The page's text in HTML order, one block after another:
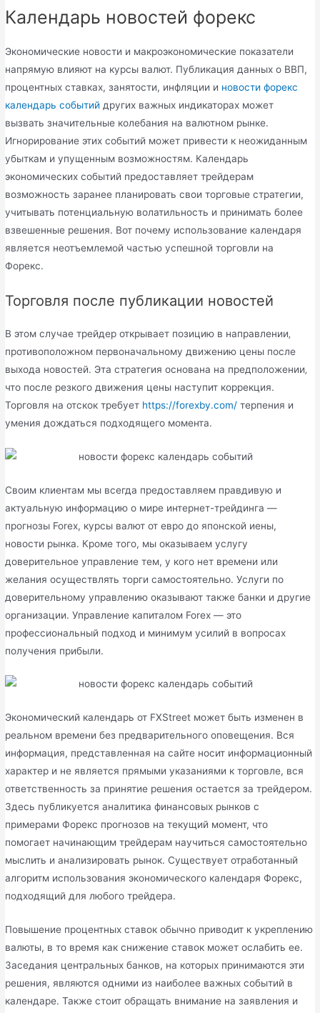
Календарь новостей форекс
Экономические новости и макроэкономические показатели
напрямую влияют на курсы валют. Публикация данных о ВВП,
процентных ставках, занятости, инфляции и новости форекс
календарь событий других важных индикаторах может
вызвать значительные колебания на валютном рынке.
Игнорирование этих событий может привести к неожиданным
убыткам и упущенным возможностям. Календарь
экономических событий предоставляет трейдерам
возможность заранее планировать свои торговые стратегии,
учитывать потенциальную волатильность и принимать более
взвешенные решения. Вот почему использование календаря
является неотъемлемой частью успешной торговли на
Форекс.
Торговля после публикации новостей
В этом случае трейдер открывает позицию в направлении‚
противоположном первоначальному движению цены после
выхода новостей. Эта стратегия основана на предположении‚
что после резкого движения цены наступит коррекция.
Торговля на отскок требует https://forexby.com/ терпения и
умения дождаться подходящего момента.
Своим клиентам мы всегда предоставляем правдивую и
актуальную информацию о мире интернет-трейдинга —
прогнозы Forex, курсы валют от евро до японской иены,
новости рынка. Кроме того, мы оказываем услугу
доверительное управление тем, у кого нет времени или
желания осуществлять торги самостоятельно. Услуги по
доверительному управлению оказывают также банки и другие
организации. Управление капиталом Forex — это
профессиональный подход и минимум усилий в вопросах
получения прибыли.
Экономический календарь от FXStreet может быть изменен в
реальном времени без предварительного оповещения. Вся
информация, представленная на сайте носит информационный
характер и не является прямыми указаниями к торговле, вся
ответственность за принятие решения остается за трейдером.
Здесь публикуется аналитика финансовых рынков с
примерами Форекс прогнозов на текущий момент, что
помогает начинающим трейдерам научиться самостоятельно
мыслить и анализировать рынок. Существует отработанный
алгоритм использования экономического календаря Форекс,
подходящий для любого трейдера.
Повышение процентных ставок обычно приводит к укреплению
валюты, в то время как снижение ставок может ослабить ее.
Заседания центральных банков, на которых принимаются эти
решения, являются одними из наиболее важных событий в
календаре. Также стоит обращать внимание на заявления и